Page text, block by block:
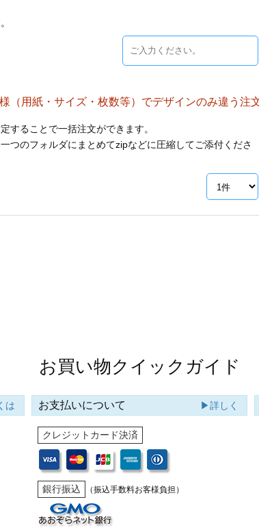
（用紙・サイズ・枚数等）でデザインのみ違う注
することで一括注文ができます。
つのフォルダにまとめてzipなどに圧縮してご添付くださ
お買い物クイックガイド
は お支払いについて ▶詳しく
クレジットカード決済
銀行振込 （振込手数料お客様負担）